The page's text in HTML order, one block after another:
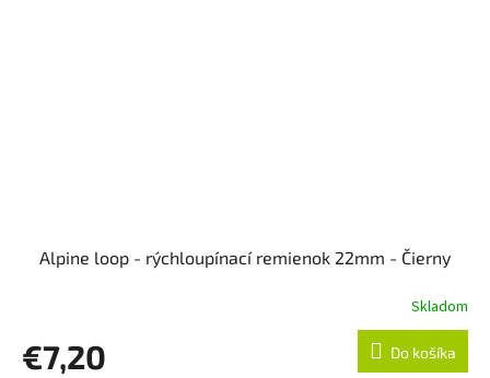
Alpine loop - rýchloupínací remienok 22mm - Čierny
Skladom
€7,20 Do košíka